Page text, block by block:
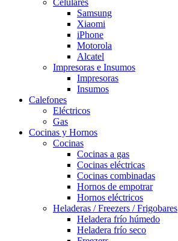
Celulares
Samsung
Xiaomi
iPhone
Motorola
Alcatel
Impresoras e Insumos
Impresoras
Insumos
Calefones
Eléctricos
Gas
Cocinas y Hornos
Cocinas
Cocinas a gas
Cocinas eléctricas
Cocinas combinadas
Hornos de empotrar
Hornos eléctricos
Heladeras / Freezers / Frigobares
Heladera frío húmedo
Heladera frío seco